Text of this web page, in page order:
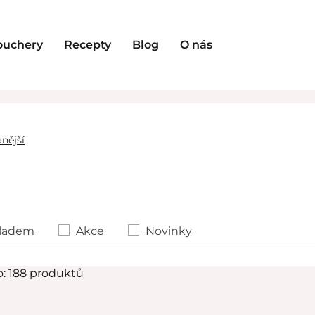
Recepty Blog O nás
Akce Novinky
188 produktů